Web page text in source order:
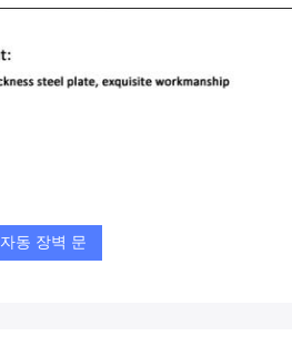
자동 장벽 문